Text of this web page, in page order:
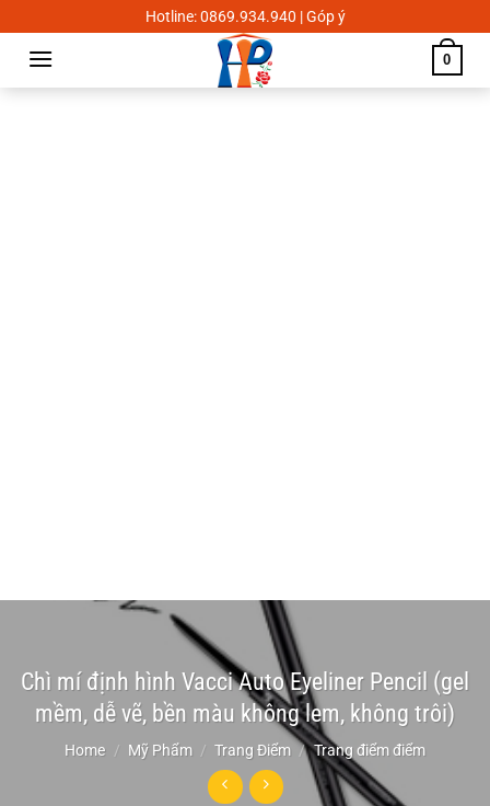
to
content
Hotline: 0869.934.940 | Góp ý
0
Chì mí định hình Vacci Auto Eyeliner Pencil (gel
mềm, dễ vẽ, bền màu không lem, không trôi)
Home / Mỹ Phẩm / Trang Điểm / Trang điểm điểm